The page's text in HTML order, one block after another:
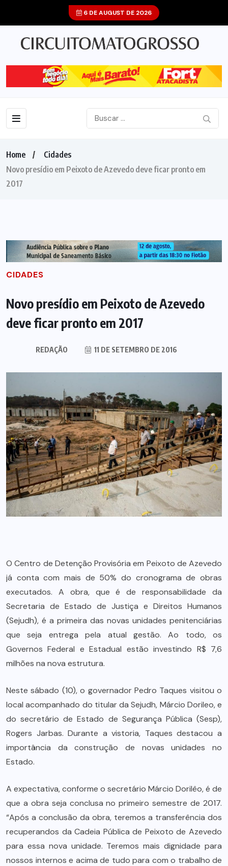
6 DE AUGUST DE 2026
Home
Cidades
Novo presídio em Peixoto de Azevedo deve ficar pronto em
2017
CIDADES
Novo presídio em Peixoto de Azevedo
deve ficar pronto em 2017
REDAÇÃO 11 DE SETEMBRO DE 2016
O Centro de Detenção Provisória em Peixoto de Azevedo
já conta com mais de 50% do cronograma de obras
executados. A obra, que é de responsabilidade da
Secretaria de Estado de Justiça e Direitos Humanos
(Sejudh), é a primeira das novas unidades penitenciárias
que seja entrega pela atual gestão. Ao todo, os
Governos Federal e Estadual estão investindo R$ 7,6
milhões na nova estrutura.
Neste sábado (10), o governador Pedro Taques visitou o
local acompanhado do titular da Sejudh, Márcio Dorileo, e
do secretário de Estado de Segurança Pública (Sesp),
Rogers Jarbas. Durante a vistoria, Taques destacou a
importância da construção de novas unidades no
Estado.
A expectativa, conforme o secretário Márcio Dorilêo, é de
que a obra seja conclusa no primeiro semestre de 2017.
“Após a conclusão da obra, teremos a transferência dos
recuperandos da Cadeia Pública de Peixoto de Azevedo
para essa nova unidade. Teremos mais dignidade para
nossos internos e acima de tudo para com o trabalho de